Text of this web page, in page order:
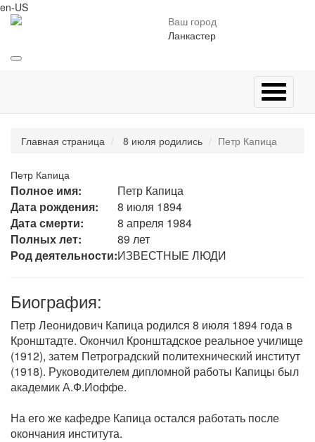
en-US
Ваш город
Ланкастер
Главная страница 8 июля родились Петр Капица
Петр Капица
Полное имя:
Петр Капица
Дата рождения:
8 июля 1894
Дата смерти:
8 апреля 1984
Полных лет:
89 лет
Род деятельности:ИЗВЕСТНЫЕ ЛЮДИ
Биография:
Петр Леонидович Капица родился 8 июля 1894 года в
Кронштадте. Окончил Кронштадское реальное училище
(1912), затем Петроградский политехнический институт
(1918). Руководителем дипломной работы Капицы был
академик А.Ф.Иоффе.
На его же кафедре Капица остался работать после
окончания института.